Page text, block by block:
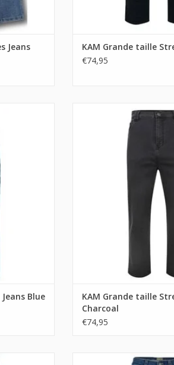
Jeans
KAM Grande taille
€74,95
Blue
KAM Grande taille
Charcoal
€74,95